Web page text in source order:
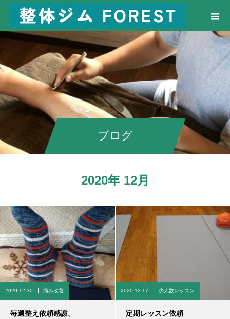
ブログ
2020年 12月
2020.12.30 痛み改善
毎週整え依頼感謝。
2020.12.17 少人数レッスン
定期レッスン依頼